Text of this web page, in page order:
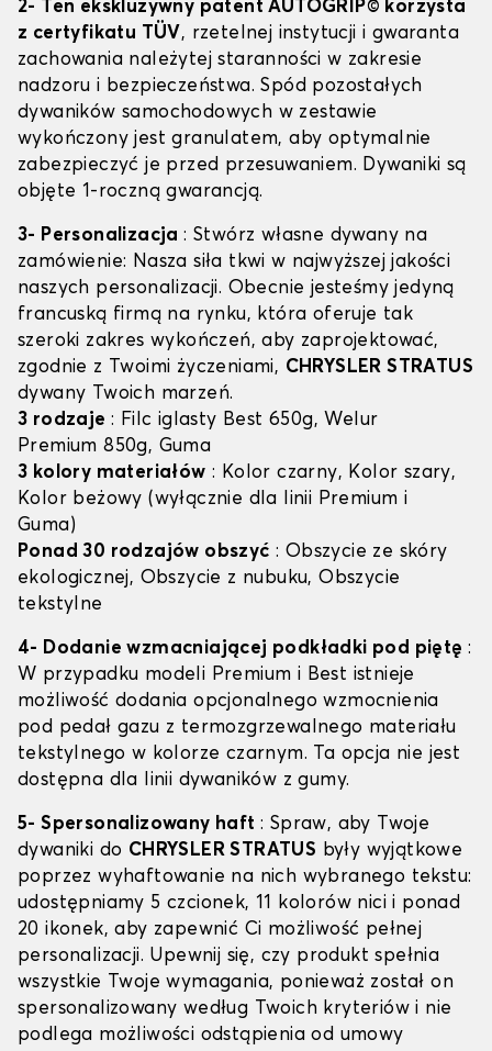
2- Ten ekskluzywny patent AUTOGRIP© korzysta
z certyfikatu TÜV, rzetelnej instytucji i gwaranta
zachowania należytej staranności w zakresie
nadzoru i bezpieczeństwa. Spód pozostałych
dywaników samochodowych w zestawie
wykończony jest granulatem, aby optymalnie
zabezpieczyć je przed przesuwaniem. Dywaniki są
objęte 1-roczną gwarancją.
3- Personalizacja: Stwórz własne dywany na
zamówienie: Nasza siła tkwi w najwyższej jakości
naszych personalizacji. Obecnie jesteśmy jedyną
francuską firmą na rynku, która oferuje tak
szeroki zakres wykończeń, aby zaprojektować,
zgodnie z Twoimi życzeniami, CHRYSLER STRATUS
dywany Twoich marzeń.
3 rodzaje : Filc iglasty Best 650g, Welur
Premium 850g, Guma
3 kolory materiałów : Kolor czarny, Kolor szary,
Kolor beżowy (wyłącznie dla linii Premium i
Guma)
Ponad 30 rodzajów obszyć : Obszycie ze skóry
ekologicznej, Obszycie z nubuku, Obszycie
tekstylne
4- Dodanie wzmacniającej podkładki pod piętę :
W przypadku modeli Premium i Best istnieje
możliwość dodania opcjonalnego wzmocnienia
pod pedał gazu z termozgrzewalnego materiału
tekstylnego w kolorze czarnym. Ta opcja nie jest
dostępna dla linii dywaników z gumy.
5- Spersonalizowany haft : Spraw, aby Twoje
dywaniki do CHRYSLER STRATUS były wyjątkowe
poprzez wyhaftowanie na nich wybranego tekstu:
udostępniamy 5 czcionek, 11 kolorów nici i ponad
20 ikonek, aby zapewnić Ci możliwość pełnej
personalizacji. Upewnij się, czy produkt spełnia
wszystkie Twoje wymagania, ponieważ został on
spersonalizowany według Twoich kryteriów i nie
podlega możliwości odstąpienia od umowy